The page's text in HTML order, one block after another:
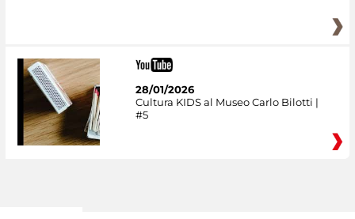
28/01/2026
Cultura KIDS al Museo Carlo Bilotti |
#5